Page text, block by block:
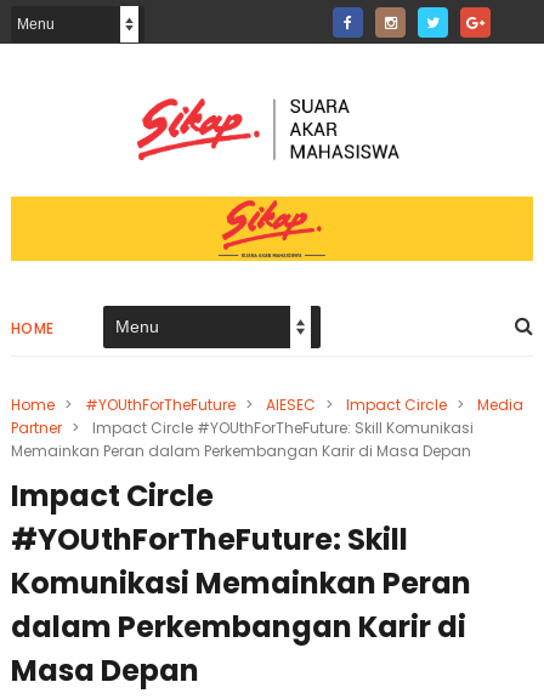
HOME
Home > #YOUthForTheFuture > AIESEC > Impact Circle >
Media
Partner >
Impact Circle #YOUthForTheFuture: Skill Komunikasi
Memainkan Peran dalam Perkembangan Karir di Masa Depan
Impact Circle
#YOUthForTheFuture: Skill
Komunikasi Memainkan Peran
dalam Perkembangan Karir di
Masa Depan